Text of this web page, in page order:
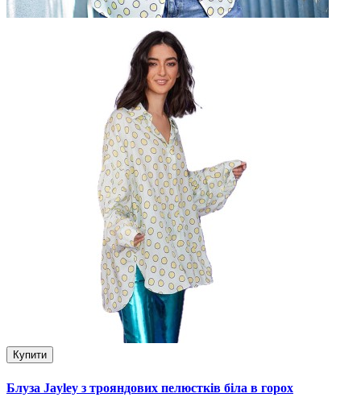
Купити
Блуза Jayley з трояндових пелюстків біла в горох